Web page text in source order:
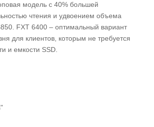
модель с 40% большей
чтения и удвоением объема
FXT 6400 ‒ оптимальный вариант
для клиентов, которым не требуется
и емкости SSD.